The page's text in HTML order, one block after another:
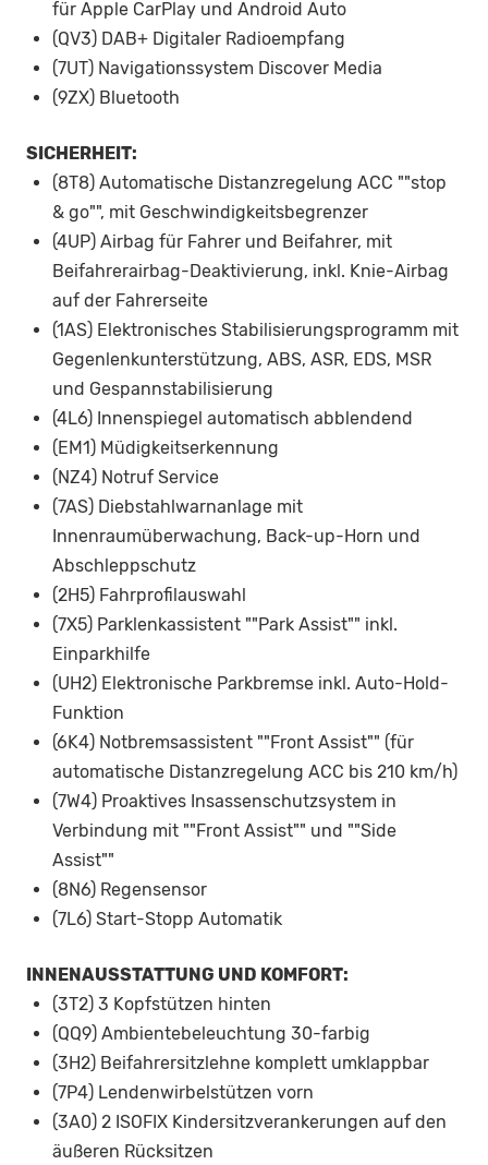
für Apple CarPlay und Android Auto
(QV3) DAB+ Digitaler Radioempfang
(7UT) Navigationssystem Discover Media
(9ZX) Bluetooth
SICHERHEIT:
(8T8) Automatische Distanzregelung ACC ""stop
& go"", mit Geschwindigkeitsbegrenzer
(4UP) Airbag für Fahrer und Beifahrer, mit
Beifahrerairbag-Deaktivierung, inkl. Knie-Airbag
auf der Fahrerseite
(1AS) Elektronisches Stabilisierungsprogramm mit
Gegenlenkunterstützung, ABS, ASR, EDS, MSR
und Gespannstabilisierung
(4L6) Innenspiegel automatisch abblendend
(EM1) Müdigkeitserkennung
(NZ4) Notruf Service
(7AS) Diebstahlwarnanlage mit
Innenraumüberwachung, Back-up-Horn und
Abschleppschutz
(2H5) Fahrprofilauswahl
(7X5) Parklenkassistent ""Park Assist"" inkl.
Einparkhilfe
(UH2) Elektronische Parkbremse inkl. Auto-Hold-
Funktion
(6K4) Notbremsassistent ""Front Assist"" (für
automatische Distanzregelung ACC bis 210 km/h)
(7W4) Proaktives Insassenschutzsystem in
Verbindung mit ""Front Assist"" und ""Side
Assist""
(8N6) Regensensor
(7L6) Start-Stopp Automatik
INNENAUSSTATTUNG UND KOMFORT:
(3T2) 3 Kopfstützen hinten
(QQ9) Ambientebeleuchtung 30-farbig
(3H2) Beifahrersitzlehne komplett umklappbar
(7P4) Lendenwirbelstützen vorn
(3A0) 2 ISOFIX Kindersitzverankerungen auf den
äußeren Rücksitzen